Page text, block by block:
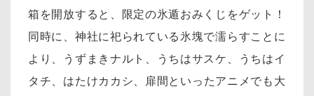
箱を開放すると、限定の氷遁おみくじをゲット！
同時に、神社に祀られている氷塊で濡らすことに
より、うずまきナルト、うちはサスケ、うちはイ
タチ、はたけカカシ、扉間 といったアニメでも大